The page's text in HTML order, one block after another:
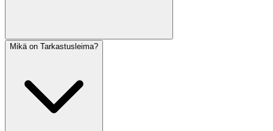
Mikä on Tarkastusleima?